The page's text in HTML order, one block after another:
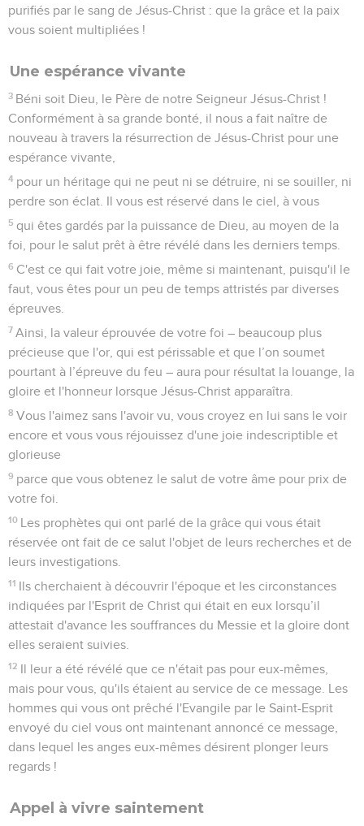
purifiés par le sang de Jésus-Christ : que la grâce et la paix
vous soient multipliées !
Une espérance vivante
3 Béni soit Dieu, le Père de notre Seigneur Jésus-Christ !
Conformément à sa grande bonté, il nous a fait naître de
nouveau à travers la résurrection de Jésus-Christ pour une
espérance vivante,
4 pour un héritage qui ne peut ni se détruire, ni se souiller, ni
perdre son éclat. Il vous est réservé dans le ciel, à vous
5 qui êtes gardés par la puissance de Dieu, au moyen de la
foi, pour le salut prêt à être révélé dans les derniers temps.
6 C'est ce qui fait votre joie, même si maintenant, puisqu'il le
faut, vous êtes pour un peu de temps attristés par diverses
épreuves.
7 Ainsi, la valeur éprouvée de votre foi – beaucoup plus
précieuse que l'or, qui est périssable et que l’on soumet
pourtant à l’épreuve du feu – aura pour résultat la louange, la
gloire et l'honneur lorsque Jésus-Christ apparaîtra.
8 Vous l'aimez sans l'avoir vu, vous croyez en lui sans le voir
encore et vous vous réjouissez d'une joie indescriptible et
glorieuse
9 parce que vous obtenez le salut de votre âme pour prix de
votre foi.
10 Les prophètes qui ont parlé de la grâce qui vous était
réservée ont fait de ce salut l'objet de leurs recherches et de
leurs investigations.
11 Ils cherchaient à découvrir l'époque et les circonstances
indiquées par l'Esprit de Christ qui était en eux lorsqu’il
attestait d'avance les souffrances du Messie et la gloire dont
elles seraient suivies.
12 Il leur a été révélé que ce n'était pas pour eux-mêmes,
mais pour vous, qu'ils étaient au service de ce message. Les
hommes qui vous ont prêché l'Evangile par le Saint-Esprit
envoyé du ciel vous ont maintenant annoncé ce message,
dans lequel les anges eux-mêmes désirent plonger leurs
regards !
Appel à vivre saintement